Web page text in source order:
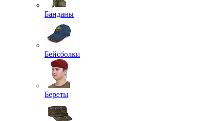
Банданы
Бейсболки
Береты